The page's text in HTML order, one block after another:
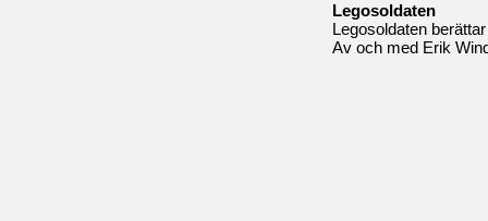
Legosoldaten
Legosoldaten berättar
Av och med Erik